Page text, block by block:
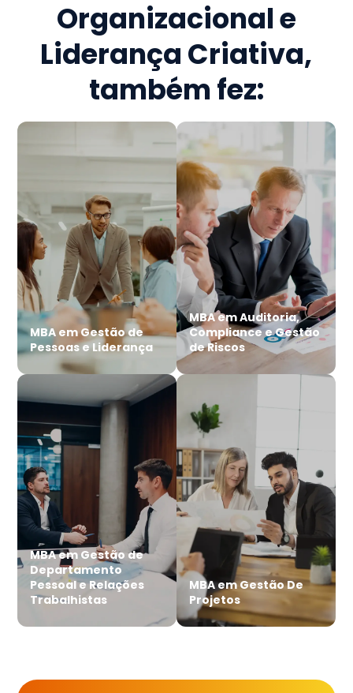
Organizacional e
Liderança Criativa,
também fez:
MBA em Gestão de
Pessoas e Liderança
MBA em Auditoria,
Compliance e Gestão
de Riscos
MBA em Gestão de
Departamento
Pessoal e Relações
Trabalhistas
MBA em Gestão De
Projetos